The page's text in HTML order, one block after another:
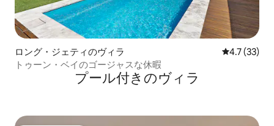
ロング・ジェティのヴィラ レビュー33
4.7 (33)
トゥーン・ベイのゴージャスな休暇
プール付きのヴィラ